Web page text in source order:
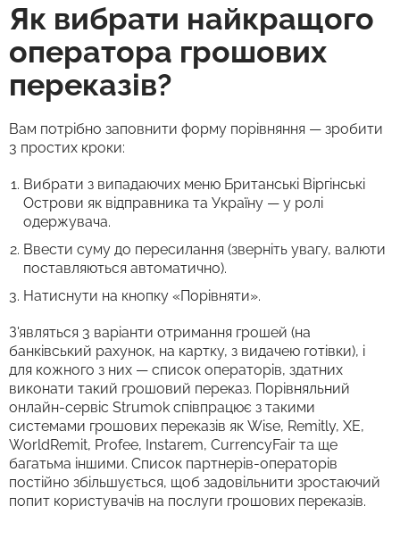
Як вибрати найкращого
оператора грошових
переказів?
Вам потрібно заповнити форму порівняння — зробити
3 простих кроки:
Вибрати з випадаючих меню Британські Віргінські
Острови як відправника та Україну — у ролі
одержувача.
Ввести суму до пересилання (зверніть увагу, валюти
поставляються автоматично).
Натиснути на кнопку «Порівняти».
З'являться 3 варіанти отримання грошей (на
банківський рахунок, на картку, з видачею готівки), і
для кожного з них — список операторів, здатних
виконати такий грошовий переказ. Порівняльний
онлайн-сервіс Strumok співпрацює з такими
системами грошових переказів як Wise, Remitly, XE,
WorldRemit, Profee, Instarem, CurrencyFair та ще
багатьма іншими. Список партнерів-операторів
постійно збільшується, щоб задовільнити зростаючий
попит користувачів на послуги грошових переказів.